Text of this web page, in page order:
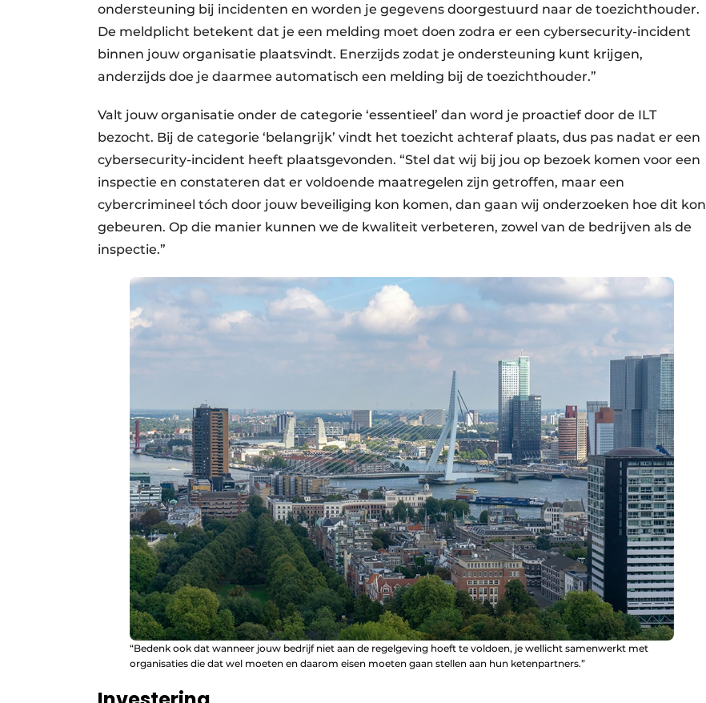
ondersteuning bij incidenten en worden je gegevens doorgestuurd naar de toezichthouder.
De meldplicht betekent dat je een melding moet doen zodra er een cybersecurity-incident
binnen jouw organisatie plaatsvindt. Enerzijds zodat je ondersteuning kunt krijgen,
anderzijds doe je daarmee automatisch een melding bij de toezichthouder.”
Valt jouw organisatie onder de categorie ‘essentieel’ dan word je proactief door de ILT
bezocht. Bij de categorie ‘belangrijk’ vindt het toezicht achteraf plaats, dus pas nadat er een
cybersecurity-incident heeft plaatsgevonden. “Stel dat wij bij jou op bezoek komen voor een
inspectie en constateren dat er voldoende maatregelen zijn getroffen, maar een
cybercrimineel tóch door jouw beveiliging kon komen, dan gaan wij onderzoeken hoe dit kon
gebeuren. Op die manier kunnen we de kwaliteit verbeteren, zowel van de bedrijven als de
inspectie.”
“Bedenk ook dat wanneer jouw bedrijf niet aan de regelgeving hoeft te voldoen, je wellicht samenwerkt met
organisaties die dat wel moeten en daarom eisen moeten gaan stellen aan hun ketenpartners.”